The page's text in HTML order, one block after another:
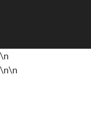
\n
\n\n